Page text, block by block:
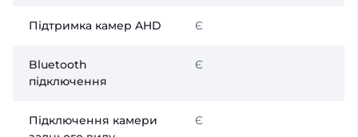
Підтримка камер AHD Є
Bluetooth
підключення
Є
Підключення камери
Є